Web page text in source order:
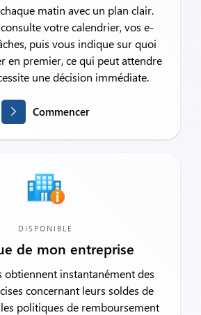
matin avec un plan clair.
votre calendrier, vos e-
puis vous indique sur quoi
en premier, ce qui peut attendre
une décision immédiate.
Commencer
DISPONIBLE
de mon entreprise
obtiennent instantanément des
concernant leurs soldes de
politiques de remboursement